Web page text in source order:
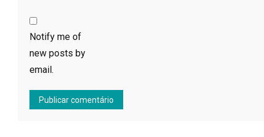
Notify me of
new posts by
email.